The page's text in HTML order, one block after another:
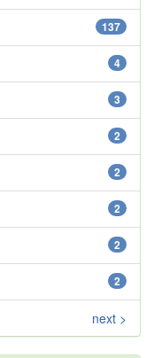
137
4
3
2
2
2
2
2
next >